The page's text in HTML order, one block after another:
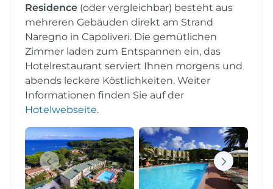
Residence (oder vergleichbar) besteht aus
mehreren Gebäuden direkt am Strand
Naregno in Capoliveri. Die gemütlichen
Zimmer laden zum Entspannen ein, das
Hotelrestaurant serviert Ihnen morgens und
abends leckere Köstlichkeiten. Weiter
Informationen finden Sie auf der
Hotelwebseite.